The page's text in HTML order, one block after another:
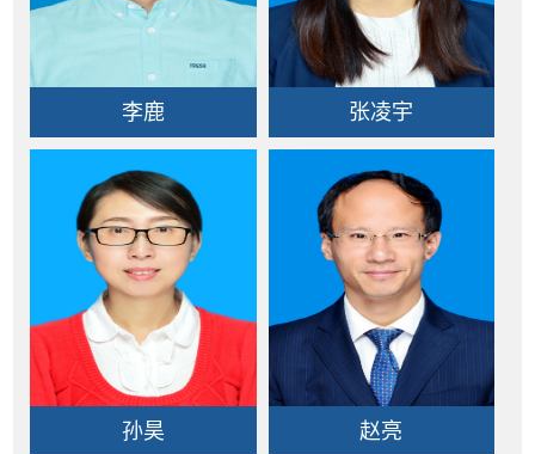
李鹿 张凌宇
孙昊 赵亮